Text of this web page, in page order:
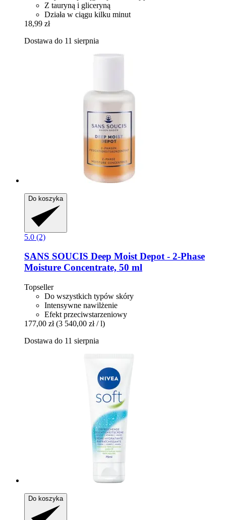
Z tauryną i gliceryną
Działa w ciągu kilku minut
18,99 zł
Dostawa do 11 sierpnia
Do koszyka
5.0 (2)
SANS SOUCIS Deep Moist Depot -​ 2-​Phase
Moisture Concentrate, 50 ml
Topseller
Do wszystkich typów skóry
Intensywne nawilżenie
Efekt przeciwstarzeniowy
177,00 zł (3 540,00 zł / l)
Dostawa do 11 sierpnia
Do koszyka